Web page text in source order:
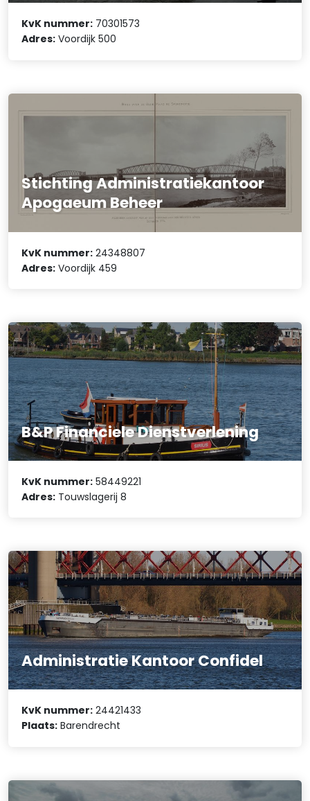
KvK nummer: 70301573
Adres: Voordijk 500
Stichting Administratiekantoor
Apogaeum Beheer
KvK nummer: 24348807
Adres: Voordijk 459
B&P Financiele Dienstverlening
KvK nummer: 58449221
Adres: Touwslagerij 8
Administratie Kantoor Confidel
KvK nummer: 24421433
Plaats: Barendrecht